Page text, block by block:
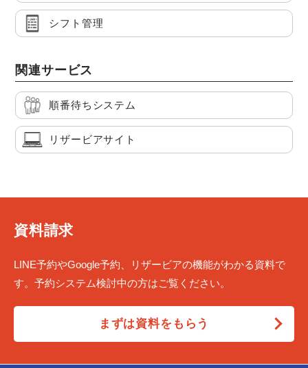
シフト管理
関連サービス
順番待ちシステム
リザービアサイト
資料請求
LINE予約やGoogle予約、リザービアの機能がわかる資料で
す。予約システム検討中の方はご覧ください。
まずは資料をもらう